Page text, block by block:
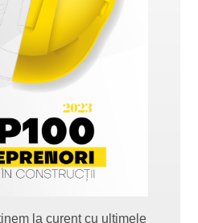
la curent cu ultimele